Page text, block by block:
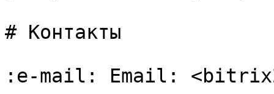
# Контакты
:e-mail: Email: